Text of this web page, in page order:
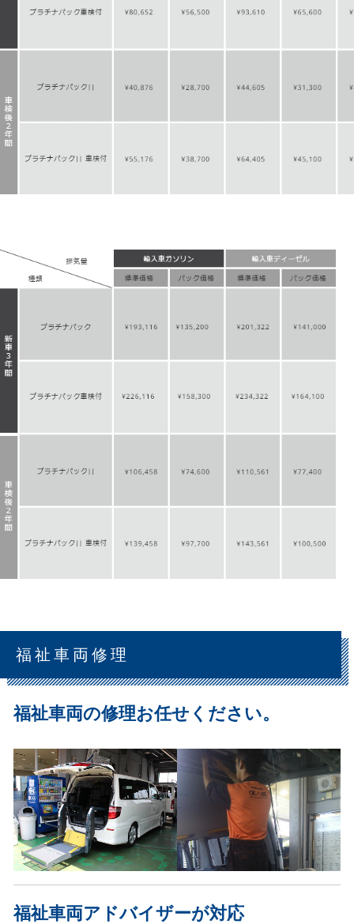
福祉車両修理
福祉車両の修理お任せください。
福祉車両アドバイザーが対応